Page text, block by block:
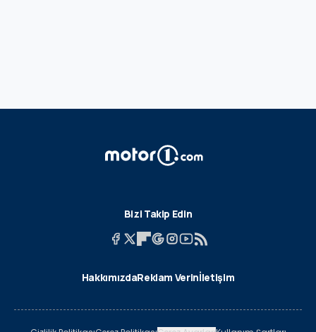
Bizi Takip Edin
HakkımızdaReklam Verinİletişim